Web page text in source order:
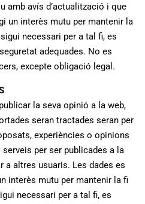
amb avís d’actualització i que
un interès mutu per mantenir la
necessari per a tal fi, es
adequades. No es
excepte obligació legal.
la seva opinió a la web,
seran tractades seran per
experiències o opinions
per ser publicades a la
a altres usuaris. Les dades es
interès mutu per mantenir la fi
necessari per a tal fi, es